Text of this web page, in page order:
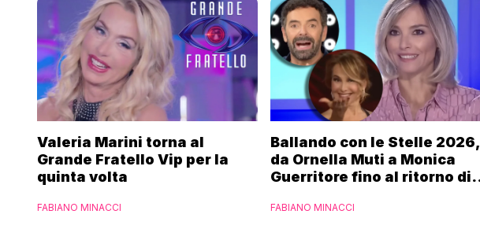
Valeria Marini torna al
Grande Fratello Vip per la
quinta volta
FABIANO MINACCI
Ballando con le Stelle 2026,
da Ornella Muti a Monica
Guerritore fino al ritorno di
l’esclusiva di Gabriele
FABIANO MINACCI